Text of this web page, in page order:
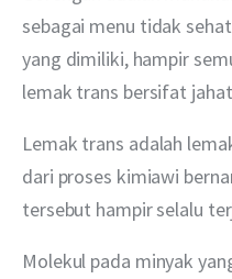
sebagai menu tidak
yang dimiliki, hampir
lemak trans bersifat
Lemak trans adalah
dari proses kimiawi
tersebut hampir selalu
Molekul pada minyak